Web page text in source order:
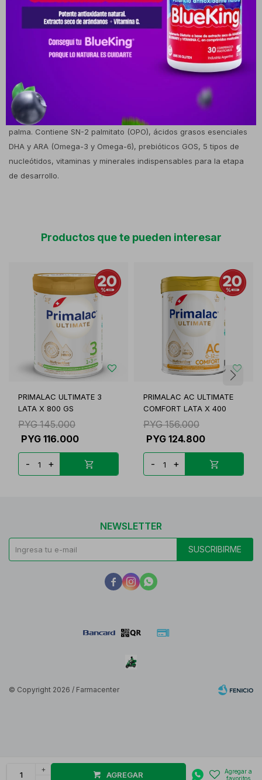
+
AGREGAR
(aproximadamente a 40 °C). Añadir las medidas rasas de polvo
requeridas usando únicamente la cuchara dosificadora del
envase. Tapar y agitar el biberón de forma enérgica hasta diluir
por completo. Consumir de inmediato.Precauciones y
advertencias: Conservar la lata bien cerrada en un lugar fresco,
seco y protegido de la contaminación. Desechar siempre los
residuos no consumidos tras cada toma. Composición: Leche
infantil en polvo formulada con grasa láctea y libre de aceite de
palma. Contiene SN-2 palmitato (OPO), ácidos grasos esenciales
DHA y ARA (Omega-3 y Omega-6), prebióticos GOS, 5 tipos de
nucleótidos, vitaminas y minerales indispensables para la etapa
de desarrollo.
Productos que te pueden interesar
PRIMALAC ULTIMATE 3
LATA X 800 GS
PYG 145.000
PYG 116.000
- +
PRIMALAC AC ULTIMATE
COMFORT LATA X 400
PYG 156.000
PYG 124.800
- +
NEWSLETTER
SUSCRIBIRME
  
© Copyright 2026 / Farmacenter
Fenicio